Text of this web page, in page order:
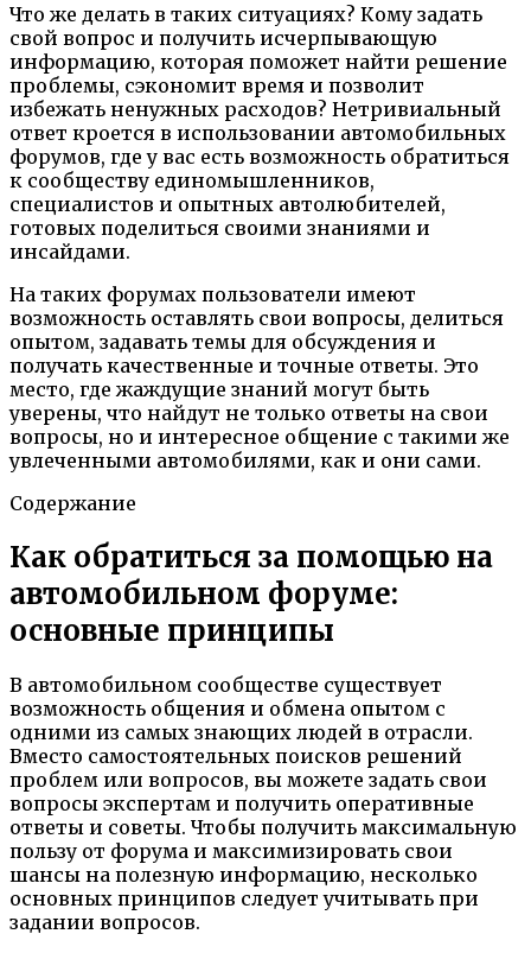
Что же делать в таких ситуациях? Кому задать
свой вопрос и получить исчерпывающую
информацию, которая поможет найти решение
проблемы, сэкономит время и позволит
избежать ненужных расходов? Нетривиальный
ответ кроется в использовании автомобильных
форумов, где у вас есть возможность обратиться
к сообществу единомышленников,
специалистов и опытных автолюбителей,
готовых поделиться своими знаниями и
инсайдами.
На таких форумах пользователи имеют
возможность оставлять свои вопросы, делиться
опытом, задавать темы для обсуждения и
получать качественные и точные ответы. Это
место, где жаждущие знаний могут быть
уверены, что найдут не только ответы на свои
вопросы, но и интересное общение с такими же
увлеченными автомобилями, как и они сами.
Содержание
Как обратиться за помощью на
автомобильном форуме:
основные принципы
В автомобильном сообществе существует
возможность общения и обмена опытом с
одними из самых знающих людей в отрасли.
Вместо самостоятельных поисков решений
проблем или вопросов, вы можете задать свои
вопросы экспертам и получить оперативные
ответы и советы. Чтобы получить максимальную
пользу от форума и максимизировать свои
шансы на полезную информацию, несколько
основных принципов следует учитывать при
задании вопросов.